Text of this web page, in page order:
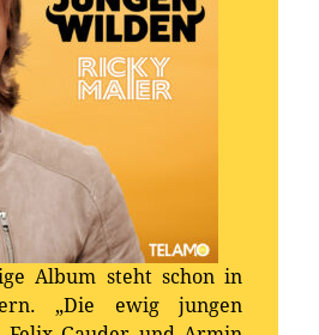
Album steht schon in
„Die ewig jungen